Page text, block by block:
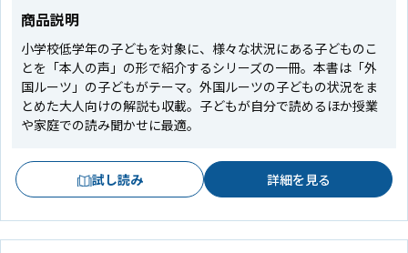
商品説明
小学校低学年の子どもを対象に、様々な状況にある子どものこ
とを「本人の声」の形で紹介するシリーズの一冊。本書は「外
国ルーツ」の子どもがテーマ。外国ルーツの子どもの状況をま
とめた大人向けの解説も収載。子どもが自分で読めるほか授業
や家庭での読み聞かせに最適。
試し読み 詳細を見る